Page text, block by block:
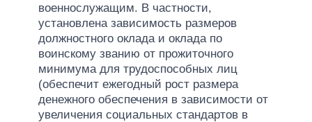
военнослужащим. В частности,
установлена ​​зависимость размеров
должностного оклада и оклада по
воинскому званию от прожиточного
минимума для трудоспособных лиц
(обеспечит ежегодный рост размера
денежного обеспечения в зависимости от
увеличения социальных стандартов в